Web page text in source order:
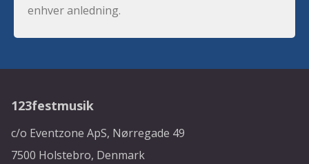
enhver anledning.
123festmusik
c/o Eventzone ApS, Nørregade 49
7500 Holstebro, Denmark